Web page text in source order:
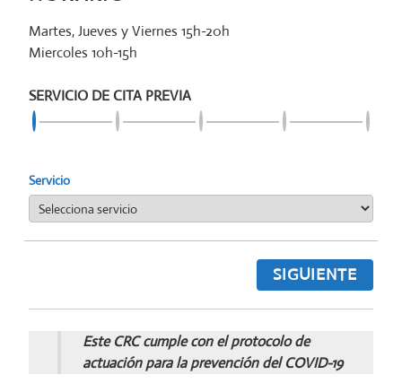
Martes, Jueves y Viernes 15h-20h
Miercoles 10h-15h
SERVICIO DE CITA PREVIA
Servicio
SIGUIENTE
Este CRC cumple con el protocolo de
actuación para la prevención del COVID-19